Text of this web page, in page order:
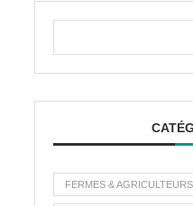
FERMES & AGRICULTEURS